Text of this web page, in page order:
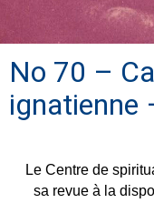
No 70 –
ignatienne
Le Centre de
sa revue à la